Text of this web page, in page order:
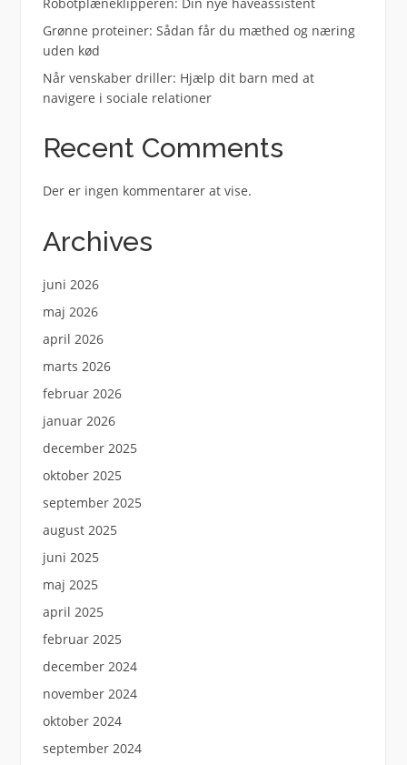
Grønne proteiner: Sådan får du mæthed og næring
uden kød
Når venskaber driller: Hjælp dit barn med at
navigere i sociale relationer
Recent Comments
Der er ingen kommentarer at vise.
Archives
juni 2026
maj 2026
april 2026
marts 2026
februar 2026
januar 2026
december 2025
oktober 2025
september 2025
august 2025
juni 2025
maj 2025
april 2025
februar 2025
december 2024
november 2024
oktober 2024
september 2024